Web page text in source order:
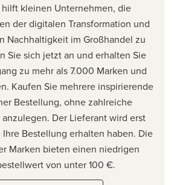
kleinen Unternehmen, die
der digitalen Transformation und
Nachhaltigkeit im Großhandel zu
Sie sich jetzt an und erhalten Sie
zu mehr als 7.000 Marken und
Kaufen Sie mehrere inspirierende
Bestellung, ohne zahlreiche
Der Lieferant wird erst
Bestellung erhalten haben. Die
Marken bieten einen niedrigen
von unter 100 €.